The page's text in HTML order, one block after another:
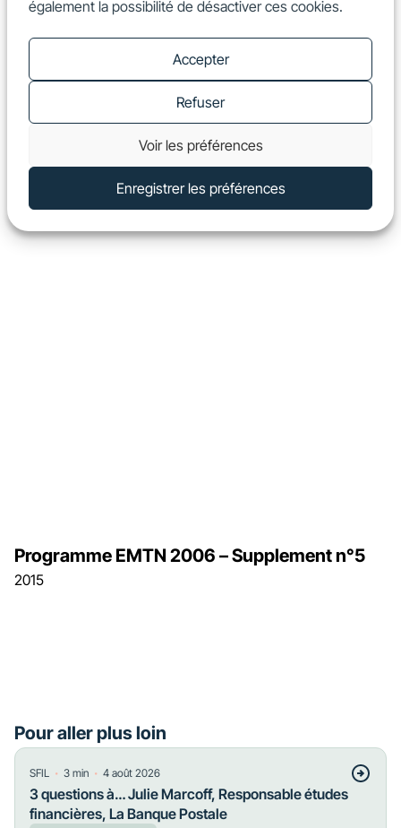
également la possibilité de désactiver ces cookies.
Accepter
Refuser
Voir les préférences
Enregistrer les préférences
2015
Programme EMTN 2006 – Supplement n°5
Pour aller plus loin
SFIL ・ 3 min ・ 4 août 2026
3 questions à… Julie Marcoff, Responsable études
financières, La Banque Postale